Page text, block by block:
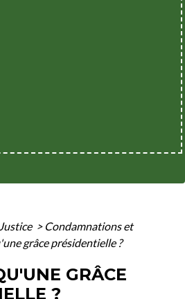
Justice > Condamnations et
grâce présidentielle ?
GRÂCE
?